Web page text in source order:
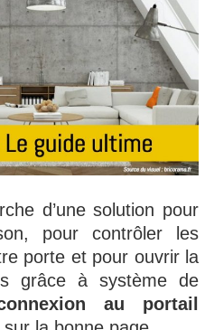
d’une solution pour
pour contrôler les
porte et pour ouvrir la
grâce à système de
au portail